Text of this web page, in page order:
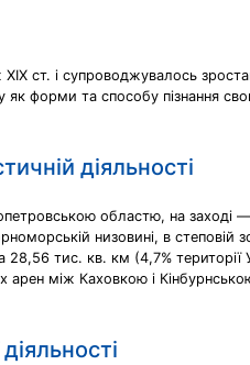
ст. і супроводжувалось
як форми та способу пізнання
діяльності
областю, на заході
низовині, в степовій
тис. кв. км (4,7% території
арен між Каховкою і